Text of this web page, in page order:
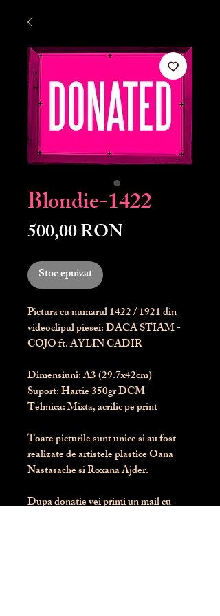
Blondie-1422
500,00 RONPreț
Stoc epuizat
Pictura cu numarul1422/ 1921 din
videoclipul piesei: DACA STIAM -
COJO ft. AYLIN CADIR
Dimensiuni: A3 (29.7x42cm)
Suport: Hartie 350gr DCM
Tehnica: Mixta, acrilic pe print
Toate picturile sunt unice si au fost
realizate de artistele plastice Oana
Nastasache si Roxana Ajder.
Dupa donatie vei primi un mail cu